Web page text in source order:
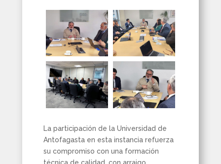
La participación de la Universidad de
Antofagasta en esta instancia refuerza
su compromiso con una formación